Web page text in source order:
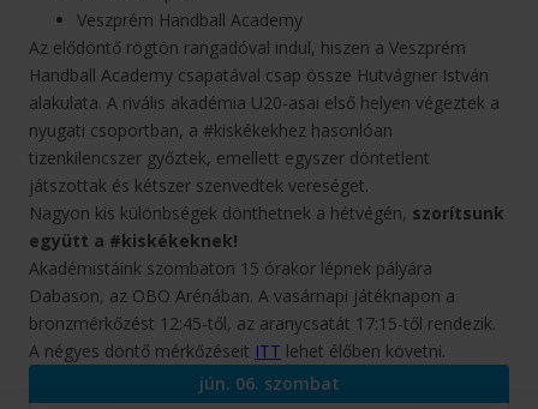
Veszprém Handball Academy
Az elődöntő rögtön rangadóval indul, hiszen a Veszprém
Handball Academy csapatával csap össze Hutvágner István
alakulata. A rivális akadémia U20-asai első helyen végeztek a
nyugati csoportban, a #kiskékekhez hasonlóan
tizenkilencszer győztek, emellett egyszer döntetlent
játszottak és kétszer szenvedtek vereséget.
Nagyon kis különbségek dönthetnek a hétvégén, szorítsunk
együtt a #kiskékeknek!
Akadémistáink szombaton 15 órakor lépnek pályára
Dabason, az OBO Arénában. A vasárnapi játéknapon a
bronzmérkőzést 12:45-től, az aranycsatát 17:15-től rendezik.
A négyes döntő mérkőzéseit ITT lehet élőben követni.
jún. 06. szombat